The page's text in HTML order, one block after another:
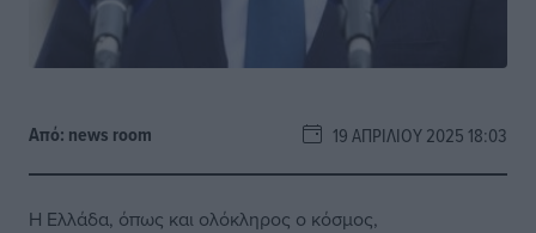
Από: news room 19 ΑΠΡΙΛΊΟΥ 2025 18:03
Η Ελλάδα, όπως και ολόκληρος ο κόσμος,